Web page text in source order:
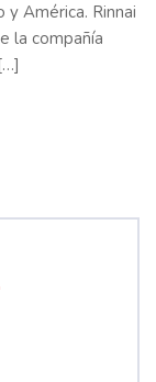
América. Rinnai
la compañía